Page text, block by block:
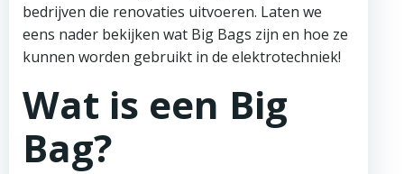
bedrijven die renovaties uitvoeren. Laten we
eens nader bekijken wat Big Bags zijn en hoe ze
kunnen worden gebruikt in de elektrotechniek!
Wat is een Big
Bag?